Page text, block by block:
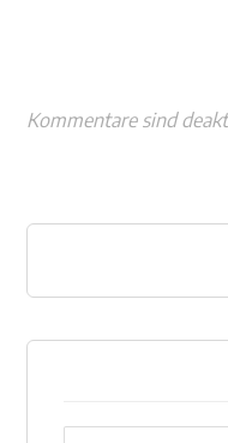
Kommentare sind